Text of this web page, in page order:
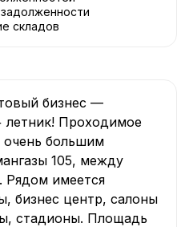
задолженности
складов
бизнес —
летник! Проходимое
очень большим
105, между
Рядом имеется
бизнес центр, салоны
стадионы. Площадь